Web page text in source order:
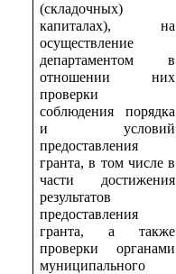
(складочных)
капиталах), на
осуществление
департаментом в
отношении них
проверки
соблюдения порядка
и условий
предоставления
гранта, в том числе в
части достижения
результатов
предоставления
гранта, а также
проверки органами
муниципального